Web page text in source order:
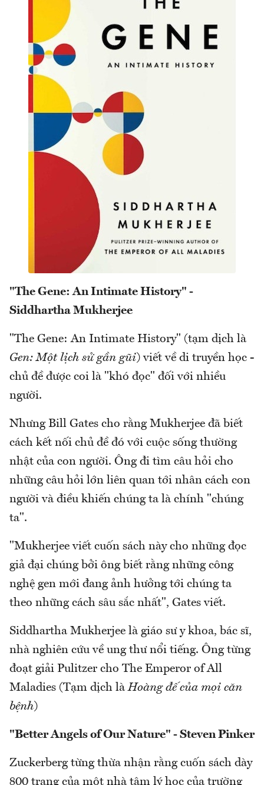
"The Gene: An Intimate History" -
Siddhartha Mukherjee
"The Gene: An Intimate History" (tạm dịch là
Gen: Một lịch sử gần gũi) viết về di truyền học -
chủ đề được coi là "khó đọc" đối với nhiều
người.
Nhưng Bill Gates cho rằng Mukherjee đã biết
cách kết nối chủ đề đó với cuộc sống thường
nhật của con người. Ông đi tìm câu hỏi cho
những câu hỏi lớn liên quan tới nhân cách con
người và điều khiến chúng ta là chính "chúng
ta".
"Mukherjee viết cuốn sách này cho những đọc
giả đại chúng bởi ông biết rằng những công
nghệ gen mới đang ảnh hưởng tới chúng ta
theo những cách sâu sắc nhất", Gates viết.
Siddhartha Mukherjee là giáo sư y khoa, bác sĩ,
nhà nghiên cứu về ung thư nổi tiếng. Ông từng
đoạt giải Pulitzer cho The Emperor of All
Maladies (Tạm dịch làHoàng đế của mọi căn
bệnh)
"Better Angels of Our Nature" - Steven Pinker
Zuckerberg từng thừa nhận rằng cuốn sách dày
800 trang của một nhà tâm lý học của trường